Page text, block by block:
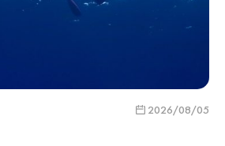
2026/08/05